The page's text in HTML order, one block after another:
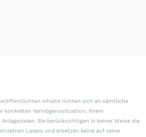
Inhalte richten sich an sämtliche
konkreten Vermögenssituation, ihrem
Sie berücksichtigen in keiner Weise die
Lesers und ersetzen keine auf seine